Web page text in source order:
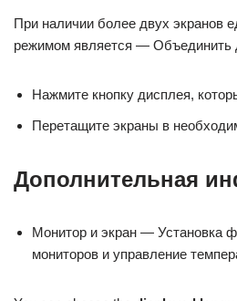
При наличии более двух экранов
режимом является — Объединить
Нажмите кнопку дисплея,
Перетащите экраны в
Дополнительная
Монитор и экран — Установка
мониторов и управление